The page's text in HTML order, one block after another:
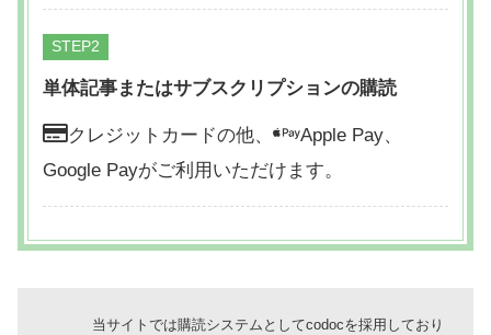
STEP
単体記事またはサブスクリプションの購読
クレジットカードの他、
Apple Pay、
Google Payがご利用いただけます。
当サイトでは購読システムとしてcodocを採用しており